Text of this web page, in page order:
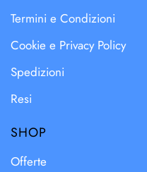
Termini e Condizioni
Cookie e Privacy Policy
Spedizioni
Resi
SHOP
Offerte